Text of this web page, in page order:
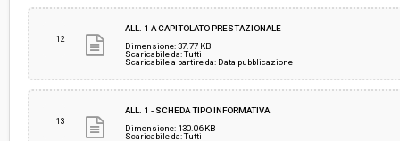
12
ALL. 1 A CAPITOLATO PRESTAZIONALE
Dimensione: 37.77 KB
Scaricabile da: Tutti
Scaricabile a partire da: Data pubblicazione
13
ALL. 1 - SCHEDA TIPO INFORMATIVA
Dimensione: 130.06 KB
Scaricabile da: Tutti